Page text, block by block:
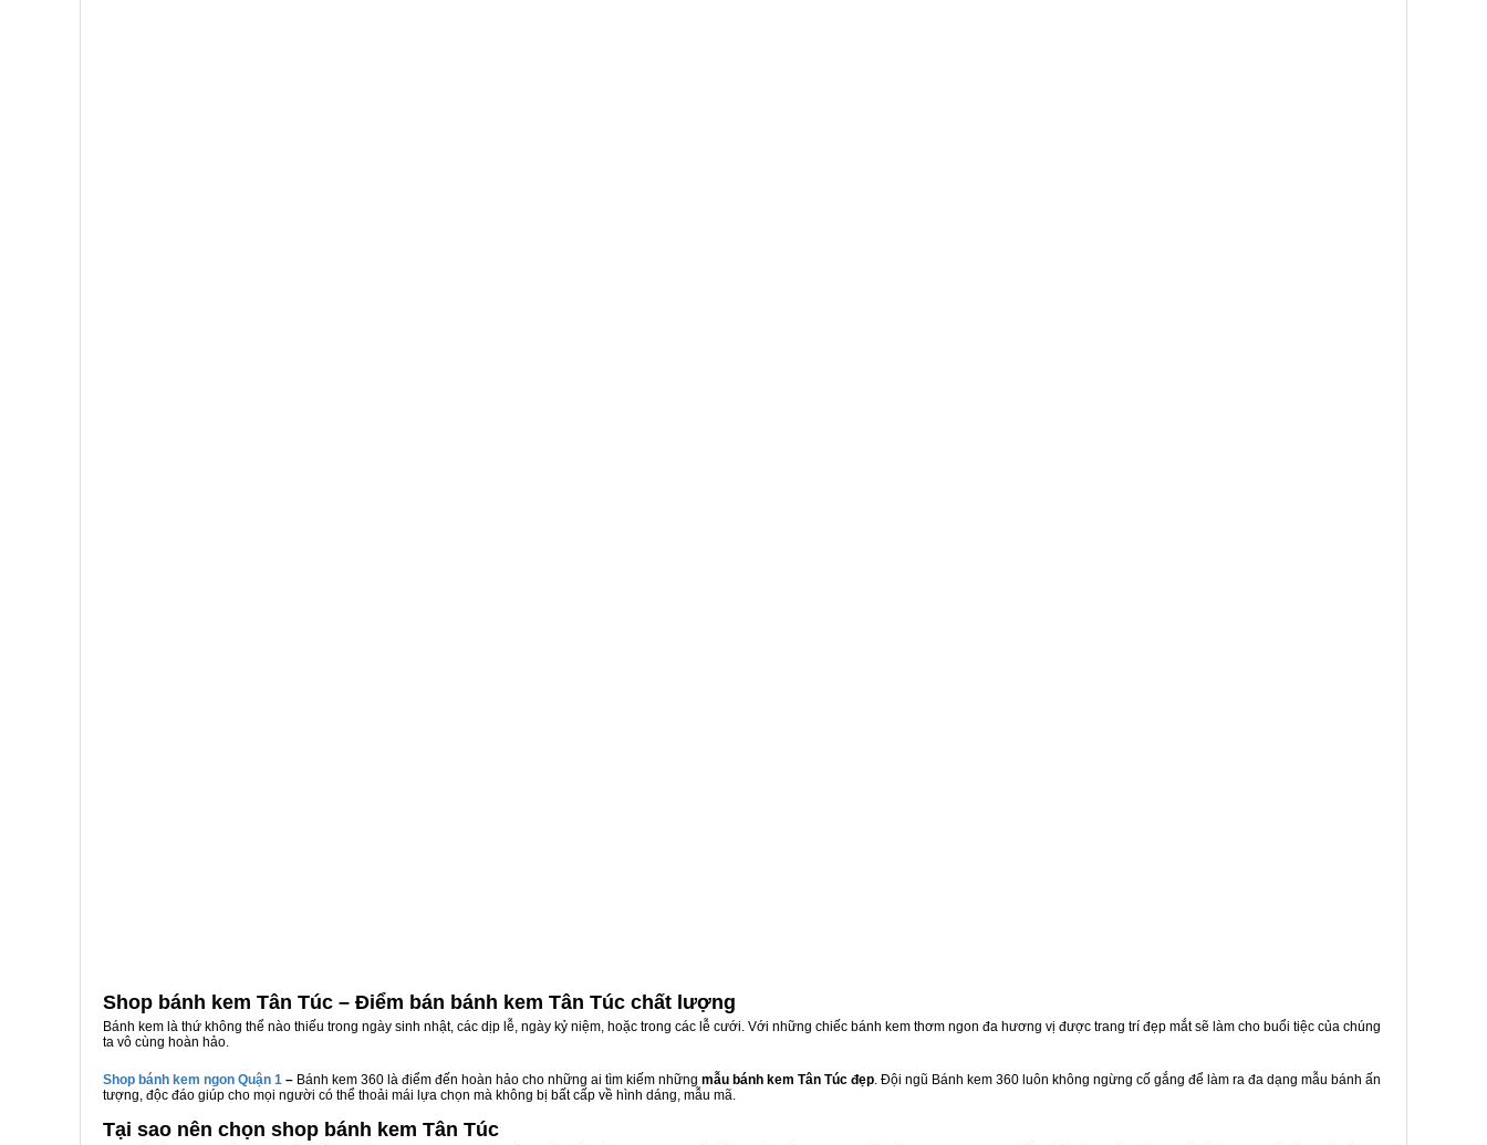
Shop bánh kem Tân Túc – Điểm bán bánh kem Tân Túc chất lượng
Bánh kem là thứ không thể nào thiếu trong ngày sinh nhật, các dịp lễ, ngày kỷ niệm, hoặc trong các lễ cưới. Với những chiếc bánh kem thơm ngon đa hương vị được trang trí đẹp mắt sẽ làm cho buổi tiệc của chúng
ta vô cùng hoàn hảo.
Shop bánh kem ngon Quận 1 – Bánh kem 360 là điểm đến hoàn hảo cho những ai tìm kiếm những mẫu bánh kem Tân Túc đẹp. Đội ngũ Bánh kem 360 luôn không ngừng cố gắng để làm ra đa dạng mẫu bánh ấn
tượng, độc đáo giúp cho mọi người có thể thoải mái lựa chọn mà không bị bất cấp về hình dáng, mẫu mã.
Tại sao nên chọn shop bánh kem Tân Túc